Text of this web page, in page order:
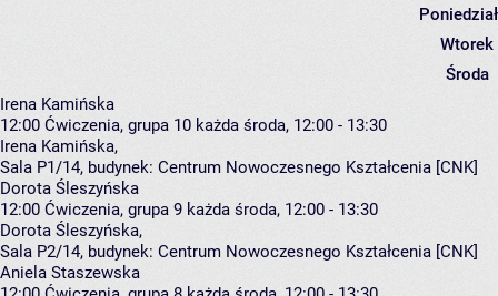
Wtorek
Środa
Irena Kamińska
12:00 Ćwiczenia, grupa 10 każda środa, 12:00 - 13:30
Irena Kamińska,
Sala P1/14, budynek: Centrum Nowoczesnego Kształcenia [CNK]
Dorota Śleszyńska
12:00 Ćwiczenia, grupa 9 każda środa, 12:00 - 13:30
Dorota Śleszyńska,
Sala P2/14, budynek: Centrum Nowoczesnego Kształcenia [CNK]
Aniela Staszewska